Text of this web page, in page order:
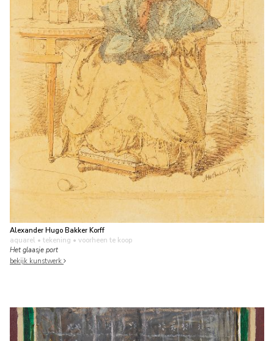
Alexander Hugo Bakker Korff
aquarel • tekening • voorheen te koop
Het glaasje port
bekijk kunstwerk